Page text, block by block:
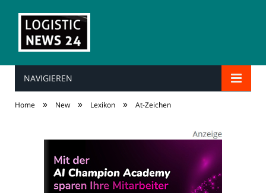
NAVIGIEREN
Home » New » Lexikon » At-Zeichen